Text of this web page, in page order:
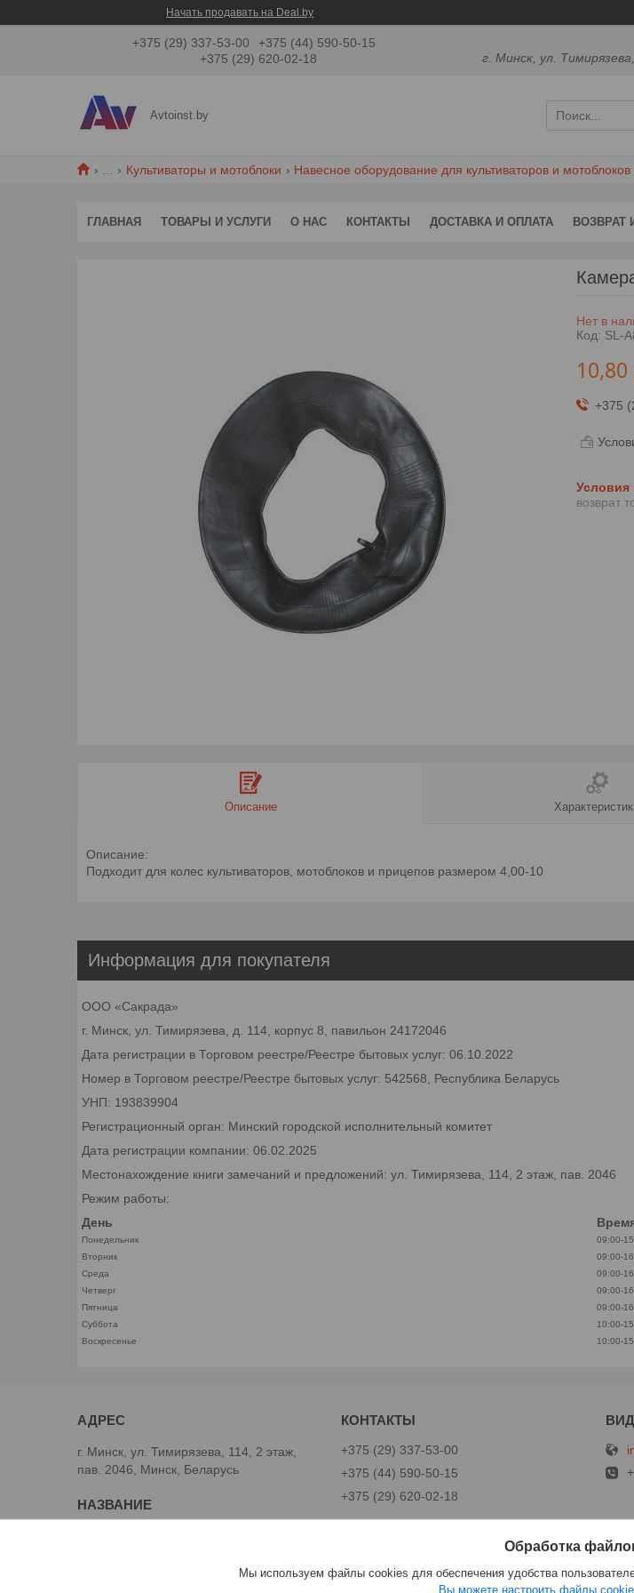
Начать продавать на Deal.by
+375 (29) 337-53-00
+375 (44) 590-50-15
+375 (29) 620-02-18
г. Минск, ул.
Avtoinst.by
Культиваторы и мотоблоки Навесное оборудование для культиваторов и мотоблоков
ГЛАВНАЯ ТОВАРЫ И УСЛУГИ О НАС КОНТАКТЫ ДОСТАВКА И ОПЛАТА ВОЗВРАТ
Нет в
Код: SL-
10,80
+375
возврат
Описание
Описание:
Подходит для колес культиваторов, мотоблоков и прицепов размером 4,00-10
Информация для покупателя
ООО «Сакрада»
г. Минск, ул. Тимирязева, д. 114, корпус 8, павильон 24172046
Дата регистрации в Торговом реестре/Реестре бытовых услуг: 06.10.2022
Номер в Торговом реестре/Реестре бытовых услуг: 542568, Республика Беларусь
УНП: 193839904
Регистрационный орган: Минский городской исполнительный комитет
Дата регистрации компании: 06.02.2025
Местонахождение книги замечаний и предложений: ул. Тимирязева, 114, 2 этаж, пав. 2046
Режим работы:
День
Понедельник
09:00-
Вторник
09:00-
Среда
09:00-
Четверг
09:00-
Пятница
09:00-
Суббота
10:00-
Воскресенье
10:00-
г. Минск, ул. Тимирязева, 114, 2 этаж,
пав. 2046, Минск, Беларусь
+375 (29) 337-53-00
+375 (44) 590-50-15
+375 (29) 620-02-18
Обработка
Мы используем файлы cookies для обеспечения удобства
Вы можете настроить файлы